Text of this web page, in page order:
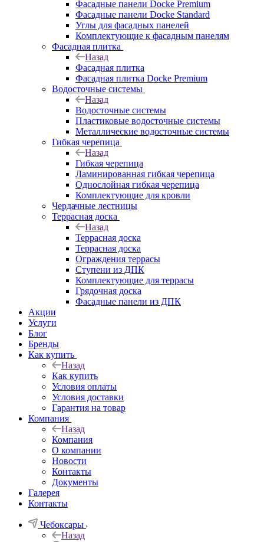
Фасадные панели Docke Premium
Фасадные панели Docke Standard
Углы для фасадных панелей
Комплектующие к фасадным панелям
Фасадная плитка
Назад
Фасадная плитка
Фасадная плитка Docke Premium
Водосточные системы
Назад
Водосточные системы
Пластиковые водосточные системы
Металлические водосточные системы
Гибкая черепица
Назад
Гибкая черепица
Ламинированная гибкая черепица
Однослойная гибкая черепица
Комплектующие для кровли
Чердачные лестницы
Террасная доска
Назад
Террасная доска
Террасная доска
Ограждения террасы
Ступени из ДПК
Комплектующие для террасы
Грядочная доска
Фасадные панели из ДПК
Акции
Услуги
Блог
Бренды
Как купить
Назад
Как купить
Условия оплаты
Условия доставки
Гарантия на товар
Компания
Назад
Компания
О компании
Новости
Контакты
Документы
Галерея
Контакты
Чебоксары
Назад